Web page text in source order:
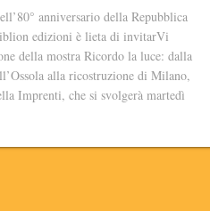
anniversario della Repubblica
edizioni è lieta di invitarVi
della mostra Ricordo la luce: dalla
alla ricostruzione di Milano,
Imprenti, che si svolgerà martedì